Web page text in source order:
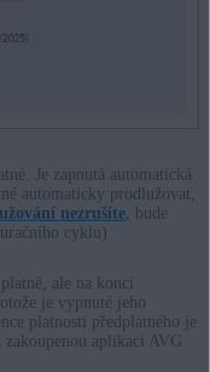
Je zapnutá automatická
automaticky prodlužovat,
nezrušíte, bude
cyklu)
ale na konci
je vypnuté jeho
platnosti předplatného je
aplikaci AVG